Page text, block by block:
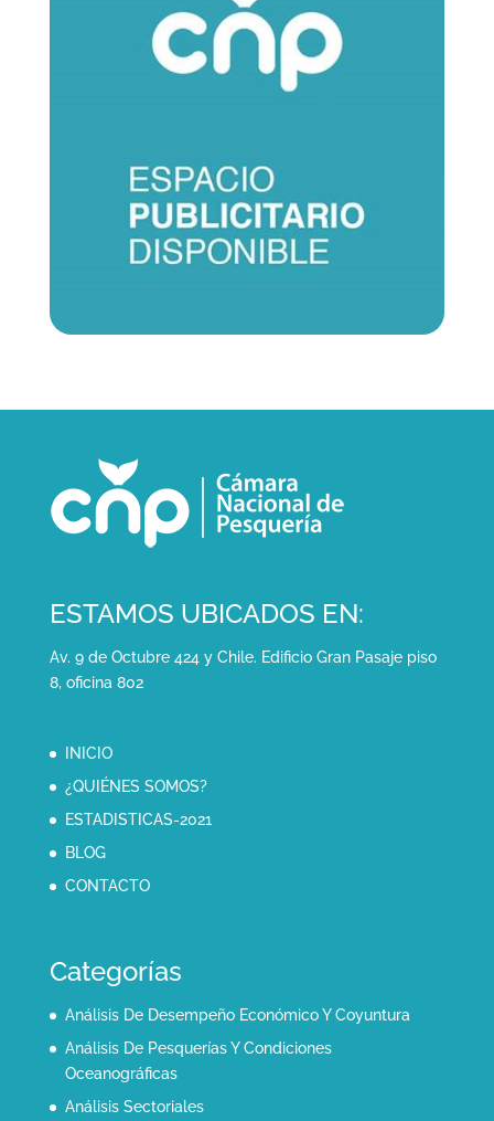
ESTAMOS UBICADOS EN:
Av. 9 de Octubre 424 y Chile. Edificio Gran Pasaje piso
8, oficina 802
INICIO
¿QUIÉNES SOMOS?
ESTADISTICAS-2021
BLOG
CONTACTO
Categorías
Análisis De Desempeño Económico Y Coyuntura
Análisis De Pesquerías Y Condiciones
Oceanográficas
Análisis Sectoriales